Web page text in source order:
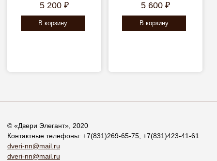
5 200 ₽
В корзину
5 600 ₽
В корзину
© «Двери Элегант», 2020
Контактные телефоны: +7(831)269-65-75 +7(831)423-41-61
dveri-nn@mail.ru
dveri-nn@mail.ru